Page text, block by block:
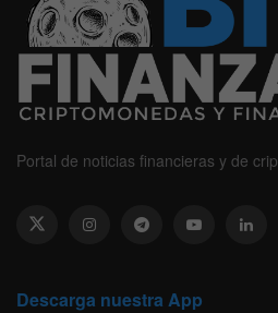
Portal de noticias financieras y de
Descarga nuestra App